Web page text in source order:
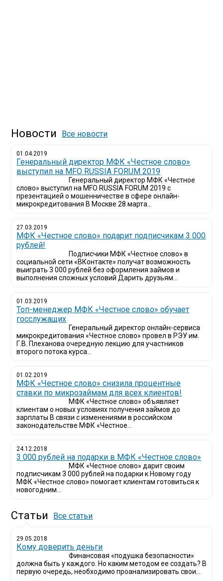
Новости Все новости
01.04.2019
Генеральный директор МФК «Честное слово»
выступил на MFO RUSSIA FORUM 2019
Генеральный директор МФК «Честное
слово» выступил на MFO RUSSIA FORUM 2019 с
презентацией о мошенничестве в сфере онлайн-
микрокредитования В Москве 28 марта...
27.03.2019
МФК «Честное слово» подарит подписчикам 3 000
рублей!
Подписчики МФК «Честное слово» в
социальной сети «ВКонтакте» получат возможность
выиграть 3 000 рублей без оформления займов и
выполнения сложных условий Дарить друзьям...
01.03.2019
Топ-менеджер МФК «Честное слово» обучает
госслужащих
Генеральный директор онлайн-сервиса
микрокредитования «Честное слово» провел в РЭУ им.
Г.В. Плеханова очередную лекцию для участников
второго потока курса...
01.02.2019
МФК «Честное слово» снизила процентные
ставки по микрозаймам для всех клиентов!
МФК «Честное слово» объявляет
клиентам о новых условиях получения займов до
зарплаты В связи с изменениями в российском
законодательстве МФК «Честное...
24.12.2018
3 000 рублей на подарки в МФК «Честное слово»
МФК «Честное слово» дарит своим
подписчикам 3 000 рублей на подарки к Новому году
МФК «Честное слово» помогает клиентам готовиться к
новогодним...
Статьи Все статьи
29.05.2018
Кому доверить деньги
Финансовая «подушка безопасности»
должна быть у каждого. Но каким методом ее создать? В
первую очередь, необходимо проанализировать свои...